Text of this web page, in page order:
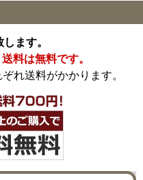
ます。
料は無料です。
れ送料がかかります。